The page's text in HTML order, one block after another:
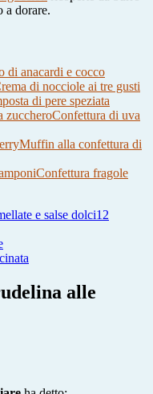
a dorare.
di anacardi e cocco
di nocciole ai tre gusti
di pere speziata
Confettura di uva
Muffin alla confettura di
Confettura fragole
e salse dolci12
alle